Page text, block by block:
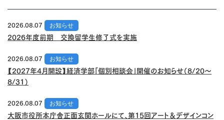
2026.08.07
お知らせ
2026年度前期 交換留学生修了式を実施
2026.08.07
お知らせ
【2027年4月開設】経済学部「個別相談会」開催のお知らせ（8/20～
8/31）
2026.08.07
お知らせ
大阪市役所本庁舎正面玄関ホールにて、第15回アート＆デザインコン